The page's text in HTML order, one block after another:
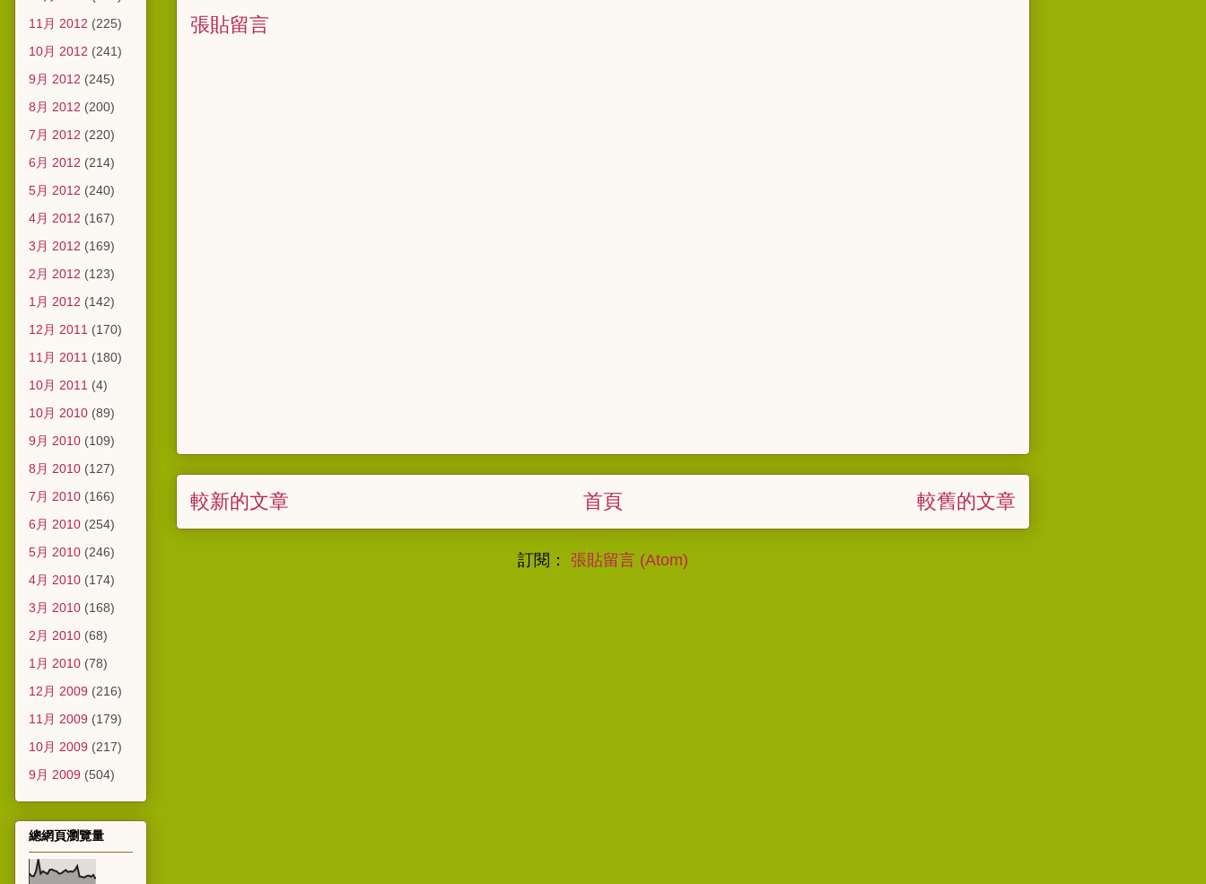
張貼留言
較新的文章 較舊的文章
首頁
訂閱： 張貼留言 (Atom)
11月 2012 (225)
10月 2012 (241)
9月 2012 (245)
8月 2012 (200)
7月 2012 (220)
6月 2012 (214)
5月 2012 (240)
4月 2012 (167)
3月 2012 (169)
2月 2012 (123)
1月 2012 (142)
12月 2011 (170)
11月 2011 (180)
10月 2011 (4)
10月 2010 (89)
9月 2010 (109)
8月 2010 (127)
7月 2010 (166)
6月 2010 (254)
5月 2010 (246)
4月 2010 (174)
3月 2010 (168)
2月 2010 (68)
1月 2010 (78)
12月 2009 (216)
11月 2009 (179)
10月 2009 (217)
9月 2009 (504)
總網頁瀏覽量